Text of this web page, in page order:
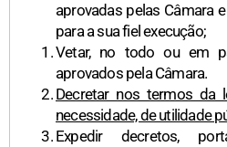
aprovadas pelas Câmara
para a sua fiel execução;
Vetar, no todo ou em
aprovados pela Câmara.
Decretar nos termos da
necessidade, de utilidade
Expedir decretos,